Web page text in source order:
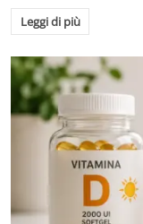
Leggi di più